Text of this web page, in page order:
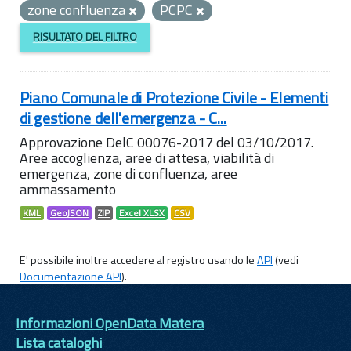
zone confluenza
PCPC
RISULTATO DEL FILTRO
Piano Comunale di Protezione Civile - Elementi
di gestione dell'emergenza - C...
Approvazione DelC 00076-2017 del 03/10/2017.
Aree accoglienza, aree di attesa, viabilità di
emergenza, zone di confluenza, aree
ammassamento
KML GeoJSON ZIP Excel XLSX CSV
E' possibile inoltre accedere al registro usando leAPI(vedi
Documentazione API).
Informazioni OpenData Matera
Lista cataloghi